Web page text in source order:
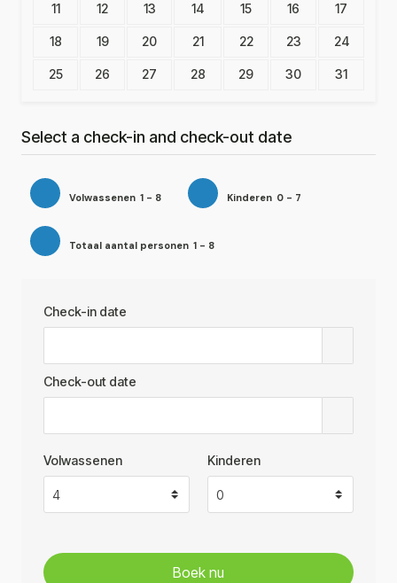
11 12 13 14 15 16 17
18 19 20 21 22 23 24
25 26 27 28 29 30 31
Select a check-in and check-out date
Volwassenen 1 - 8 Kinderen 0 - 7
Totaal aantal personen 1 - 8
Check-in date
Check-out date
Volwassenen Kinderen